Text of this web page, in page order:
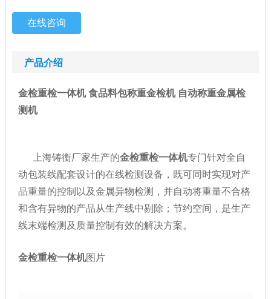
在线咨询
产品介绍
金检重检一体机 食品料包称重金检机 自动称重金属检
测机
上海铸衡厂家生产的金检重检一体机专门针对全自
动包装线配套设计的在线检测设备，既可同时实现对产
品重量的控制以及金属异物检测，并自动将重量不合格
和含有异物的产品从生产线中剔除；节约空间，是生产
线末端检测及质量控制有效的解决方案。
金检重检一体机图片